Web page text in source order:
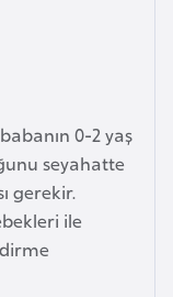
0-2 yaş
seyahatte
gerekir.
ile